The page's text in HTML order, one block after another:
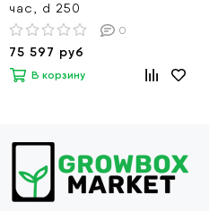
час, d 250
0
75 597 руб
В корзину